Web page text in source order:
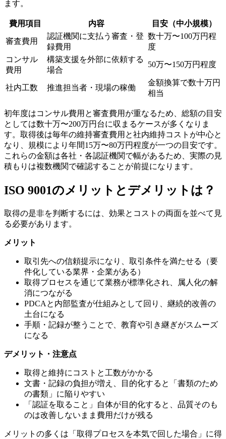
ます。
費用項目 内容 目安（中小規模）
審査費用
認証機関に支払う審査・登
録費用
数十万〜100万円程
度
コンサル
費用
構築支援を外部に依頼する
場合
50万〜150万円程度
社内工数 推進担当者・現場の稼働
金額換算で数十万円
相当
初年度はコンサル費用と審査費用が重なるため、総額の目安
としては数十万〜200万円台に収まるケースが多くなりま
す。取得後は毎年の維持審査費用と社内維持コストが中心と
なり、規模により年間15万〜80万円程度が一つの目安です。
これらの金額は各社・各認証機関で幅があるため、実際の見
積もりは複数機関で確認することが前提になります。
ISO 9001のメリットとデメリットは？
取得の是非を判断するには、効果とコストの両面を並べて見
る必要があります。
メリット
取引先への信頼提示になり、取引条件を満たせる（要
件化している業界・企業がある）
取得プロセスを通じて業務が標準化され、属人化の解
消につながる
PDCAと内部監査が仕組みとして回り、継続的改善の
土台になる
手順・記録が整うことで、教育や引き継ぎがスムーズ
になる
デメリット・注意点
取得と維持にコストと工数がかかる
文書・記録の負担が増え、目的化すると「書類のため
の書類」に陥りやすい
「認証を取ること」自体が目的化すると、品質そのも
のは改善しないまま費用だけが残る
メリットの多くは「取得プロセスを本気で回した場合」に得